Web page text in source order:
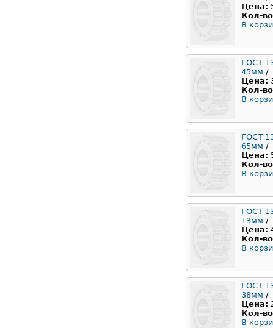
Цена:
Кол-
В
ГОСТ
45мм /
Цена:
Кол-
В
ГОСТ
65мм /
Цена:
Кол-
В
ГОСТ
13мм /
Цена:
Кол-
В
ГОСТ
38мм /
Цена:
Кол-
В